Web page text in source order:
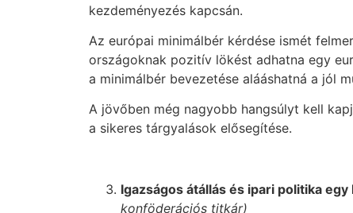
kezdeményezés kapcsán.
Az európai minimálbér kérdése ismét
országoknak pozitív lökést adhatna egy
a minimálbér bevezetése alááshatná a jól
A jövőben még nagyobb hangsúlyt kell
a sikeres tárgyalások elősegítése.
Igazságos átállás és ipari politika
konföderációs titkár)